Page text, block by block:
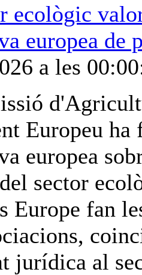
ecològic
europea de
a les
Europeu
europea
sector
Europe fan
jurídica al